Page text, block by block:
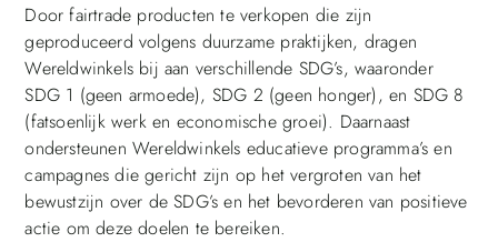
Door fairtrade producten te verkopen die zijn
geproduceerd volgens duurzame praktijken, dragen
Wereldwinkels bij aan verschillende SDG’s, waaronder
SDG 1 (geen armoede), SDG 2 (geen honger), en SDG 8
(fatsoenlijk werk en economische groei). Daarnaast
ondersteunen Wereldwinkels educatieve programma’s en
campagnes die gericht zijn op het vergroten van het
bewustzijn over de SDG’s en het bevorderen van positieve
actie om deze doelen te bereiken.